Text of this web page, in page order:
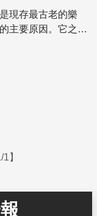
現存最古老的樂
主要原因。它之所
於氣柱長度，也就
】